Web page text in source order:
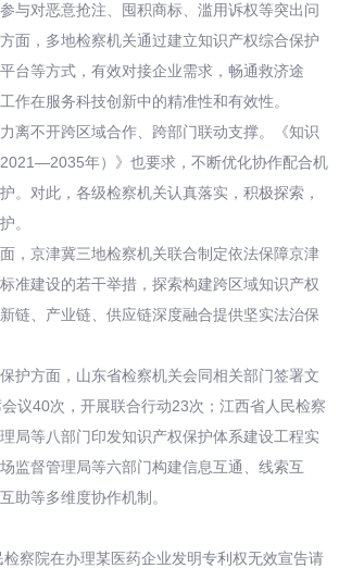
与对恶意抢注、囤积商标、滥用诉权等突出问
面，多地检察机关通过建立知识产权综合保护
台等方式，有效对接企业需求，畅通救济途
作在服务科技创新中的精准性和有效性。
离不开跨区域合作、跨部门联动支撑。《知识
年）》也要求，不断优化协作配合机
。对此，各级检察机关认真落实，积极探索，
。
，京津冀三地检察机关联合制定依法保障京津
准建设的若干举措，探索构建跨区域知识产权
链、产业链、供应链深度融合提供坚实法治保
护方面，山东省检察机关会同相关部门签署文
议40次，开展联合行动23次；江西省人民检察
局等八部门印发知识产权保护体系建设工程实
监督管理局等六部门构建信息互通、线索互
助等多维度协作机制。
察院在办理某医药企业发明专利权无效宣告请